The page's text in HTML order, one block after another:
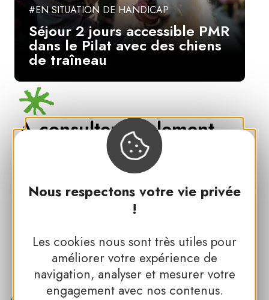
Nous respectons votre vie privée
!
Les cookies nous sont très utiles pour
améliorer votre expérience de
navigation, analyser et mesurer votre
engagement avec nos contenus.
#EN SITUATION DE HANDICAP
Séjour 2 jours accessible PMR
dans le Pilat avec des chiens
de traîneau
A consulter également
Le Parc naturel régional du Pilat
Toutes les expériences dans les
Parcs naturels régionaux